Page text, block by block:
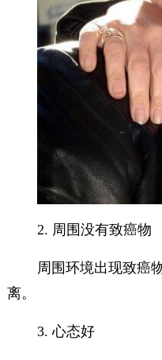
2. 周围没有致癌物
周围环境出现致癌
离。
3. 心态好